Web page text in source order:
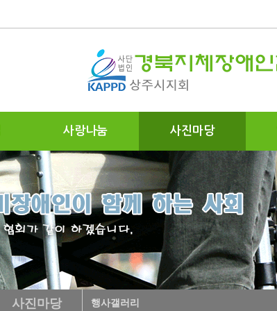
사랑나눔 사진마당
사진마당 행사갤러리